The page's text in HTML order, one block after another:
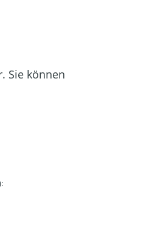
Sie können